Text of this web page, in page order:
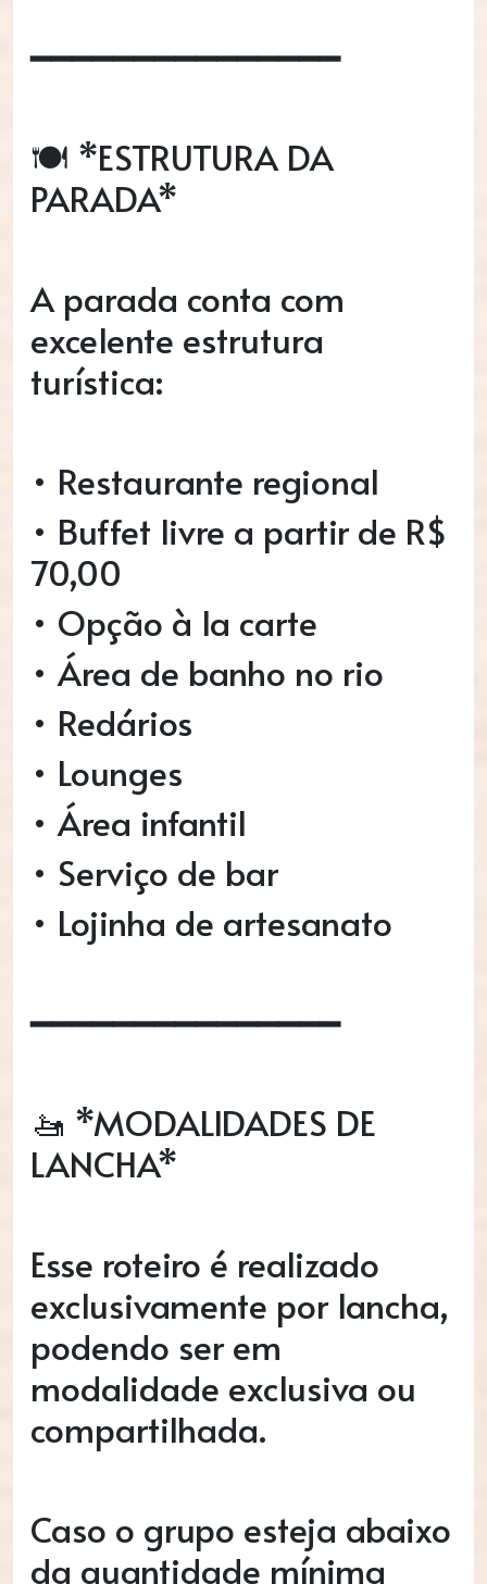
━━━━━━━━━━━━━━━
🍽️ *ESTRUTURA DA
PARADA*
A parada conta com
excelente estrutura
turística:
• Restaurante regional
• Buffet livre a partir de R$
70,00
• Opção à la carte
• Área de banho no rio
• Redários
• Lounges
• Área infantil
• Serviço de bar
• Lojinha de artesanato
━━━━━━━━━━━━━━━
🚤 *MODALIDADES DE
LANCHA*
Esse roteiro é realizado
exclusivamente por lancha,
podendo ser em
modalidade exclusiva ou
compartilhada.
Caso o grupo esteja abaixo
da quantidade mínima